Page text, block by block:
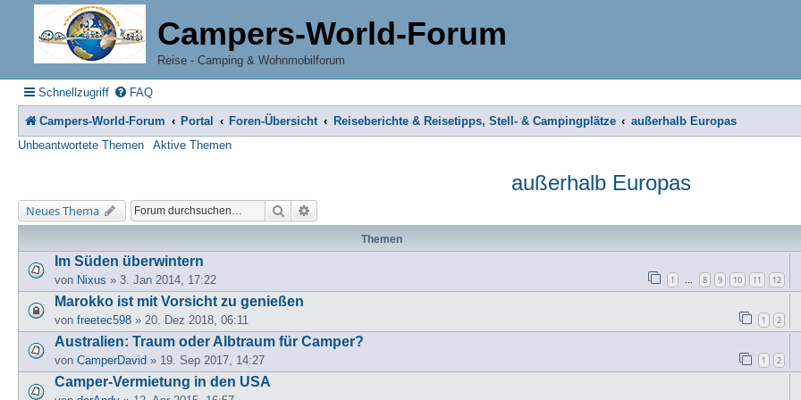
Campers-World-Forum
Reise - Camping & Wohnmobilforum
Schnellzugriff FAQ
Campers-World-Forum Portal Foren-Übersicht Reiseberichte & Reisetipps, Stell- & Campingplätze
außerhalb Europas
Unbeantwortete Themen
Aktive Themen
außerhalb Europas
Neues Thema Suche
Themen
Im Süden überwintern
von Nixus » 3. Jan 2014, 17:22 1 … 8 9 10 11 12
Marokko ist mit Vorsicht zu genießen
von freetec598 » 20. Dez 2018, 06:11 1 2
Australien: Traum oder Albtraum für Camper?
von CamperDavid » 19. Sep 2017, 14:27 1 2
Camper-Vermietung in den USA